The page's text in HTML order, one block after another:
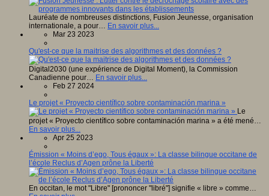
Lauréate de nombreuses distinctions, Fusion Jeunesse, organisation
internationale, a pour… En savoir plus...
Mar 23 2023
Qu'est-ce que la maitrise des algorithmes et des données ?
Digital2030 (une expérience de Digital Moment), la Commission
Canadienne pour… En savoir plus...
Feb 27 2024
Le projet « Proyecto científico sobre contaminación marina »
Le
projet « Proyecto científico sobre contaminación marina » a été mené…
En savoir plus...
Apr 25 2023
Émission « Moins d’ego, Tous égaux »: La classe bilingue occitane de
l’école Reclus d’Agen prône la Liberté
En occitan, le mot "Libre" [prononcer "libré"] signifie « libre » comme…